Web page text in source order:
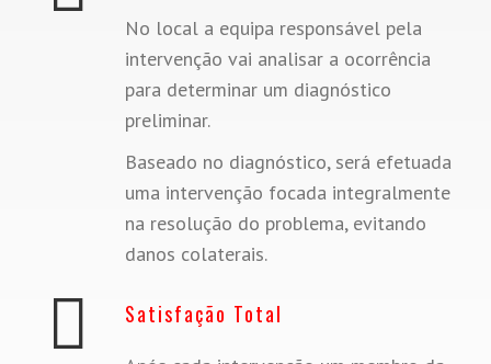
No local a equipa responsável pela
intervenção vai analisar a ocorrência
para determinar um diagnóstico
preliminar.
Baseado no diagnóstico, será efetuada
uma intervenção focada integralmente
na resolução do problema, evitando
danos colaterais.
Satisfação Total